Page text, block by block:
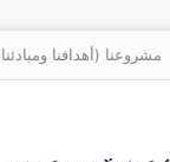
مشروعنا (أهدافنا